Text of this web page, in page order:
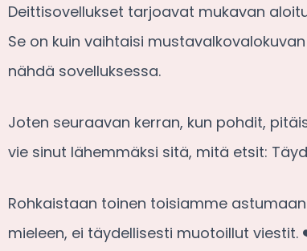
Deittisovellukset tarjoavat mukavan
Se on kuin vaihtaisi
nähdä sovelluksessa.
Joten seuraavan kerran, kun pohdit,
vie sinut lähemmäksi sitä, mitä etsit:
Rohkaistaan toinen toisiamme
mieleen, ei täydellisesti muotoillut viestit.